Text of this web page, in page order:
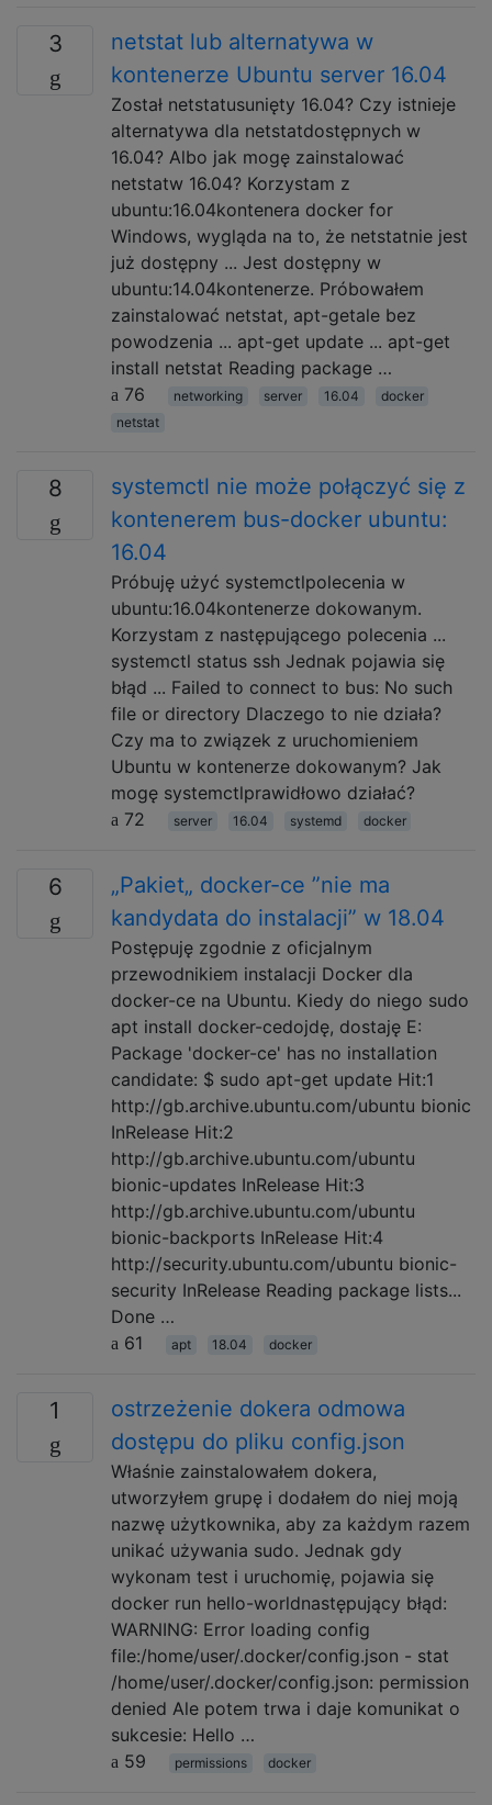
3
netstat lub alternatywa w
kontenerze Ubuntu server 16.04
Został netstatusunięty 16.04? Czy istnieje
alternatywa dla netstatdostępnych w
16.04? Albo jak mogę zainstalować
netstatw 16.04? Korzystam z
ubuntu:16.04kontenera docker for
Windows, wygląda na to, że netstatnie jest
już dostępny ... Jest dostępny w
ubuntu:14.04kontenerze. Próbowałem
zainstalować netstat, apt-getale bez
powodzenia ... apt-get update ... apt-get
install netstat Reading package …
76
networking server 16.04
docker
netstat
8
systemctl nie może połączyć się z
kontenerem bus-docker ubuntu:
16.04
Próbuję użyć systemctlpolecenia w
ubuntu:16.04kontenerze dokowanym.
Korzystam z następującego polecenia ...
systemctl status ssh Jednak pojawia się
błąd ... Failed to connect to bus: No such
file or directory Dlaczego to nie działa?
Czy ma to związek z uruchomieniem
Ubuntu w kontenerze dokowanym? Jak
mogę systemctlprawidłowo działać?
72
server 16.04 systemd docker
6
„Pakiet„ docker-ce ”nie ma
kandydata do instalacji” w 18.04
Postępuję zgodnie z oficjalnym
przewodnikiem instalacji Docker dla
docker-ce na Ubuntu. Kiedy do niego sudo
apt install docker-cedojdę, dostaję E:
Package 'docker-ce' has no installation
candidate: $ sudo apt-get update Hit:1
http://gb.archive.ubuntu.com/ubuntu bionic
InRelease Hit:2
http://gb.archive.ubuntu.com/ubuntu
bionic-updates InRelease Hit:3
http://gb.archive.ubuntu.com/ubuntu
bionic-backports InRelease Hit:4
http://security.ubuntu.com/ubuntu bionic-
security InRelease Reading package lists...
Done …
61
apt 18.04 docker
1
ostrzeżenie dokera odmowa
dostępu do pliku config.json
Właśnie zainstalowałem dokera,
utworzyłem grupę i dodałem do niej moją
nazwę użytkownika, aby za każdym razem
unikać używania sudo. Jednak gdy
wykonam test i uruchomię, pojawia się
docker run hello-worldnastępujący błąd:
WARNING: Error loading config
file:/home/user/.docker/config.json - stat
/home/user/.docker/config.json: permission
denied Ale potem trwa i daje komunikat o
sukcesie: Hello …
59
permissions docker